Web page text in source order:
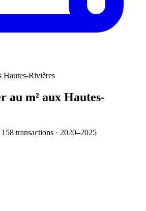
Hautes-Rivières
m² aux Hautes-
158 transactions · 2020–2025